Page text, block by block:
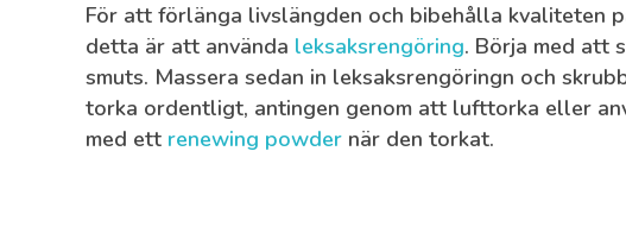
För att förlänga livslängden och bibehålla kvaliteten
detta är att använda leksaksrengöring. Börja med att
smuts. Massera sedan in leksaksrengöringn och
torka ordentligt, antingen genom att lufttorka eller
med ett renewing powder när den torkat.